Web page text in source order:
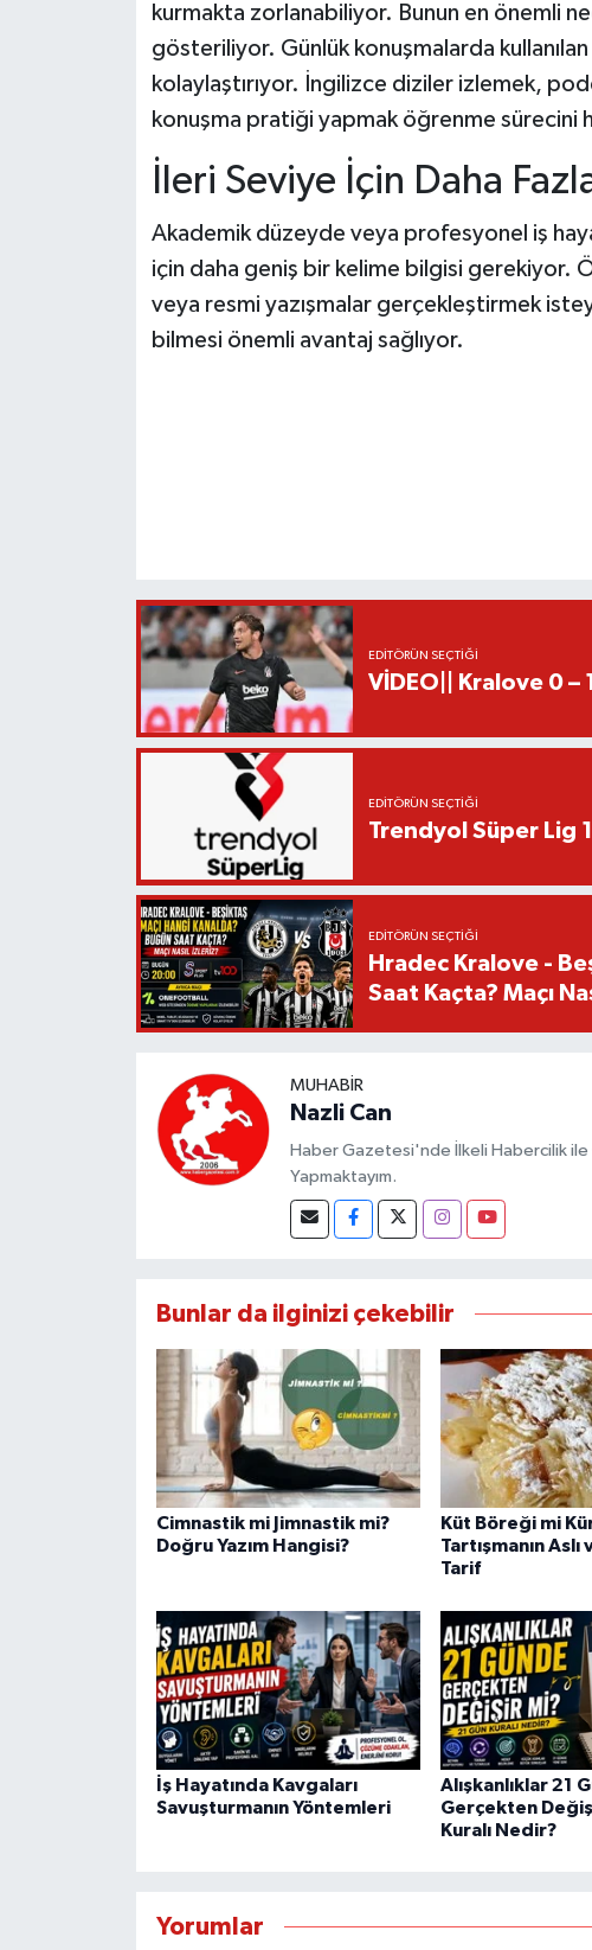
kurmakta zorlanabiliyor. Bunun en önemli
gösteriliyor. Günlük konuşmalarda
kolaylaştırıyor. İngilizce diziler izlemek,
konuşma pratiği yapmak öğrenme sürecini
İleri Seviye İçin Daha
Akademik düzeyde veya profesyonel iş
için daha geniş bir kelime bilgisi gerekiyor.
veya resmi yazışmalar gerçekleştirmek
bilmesi önemli avantaj sağlıyor.
EDITÖRÜN SEÇTIĞI
VİDEO|| Kralove 0
EDITÖRÜN SEÇTIĞI
Trendyol Süper Lig
EDITÖRÜN SEÇTIĞI
Hradec Kralove -
Saat Kaçta? Maçı
MUHABIR
Nazli Can
Haber Gazetesi'nde İlkeli Habercilik ile
Yapmaktayım.
Bunlar da ilginizi çekebilir
Cimnastik mi Jimnastik mi?
Doğru Yazım Hangisi?
Küt Böreği mi
Tartışmanın
Tarif
İş Hayatında Kavgaları
Savuşturmanın Yöntemleri
Alışkanlıklar 21
Gerçekten
Kuralı Nedir?
Yorumlar